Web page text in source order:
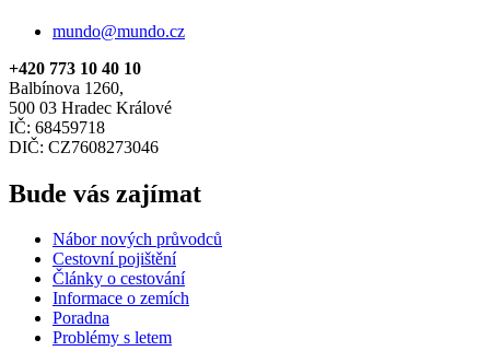
mundo@mundo.cz
+420 773 10 40 10
Balbínova 1260,
500 03 Hradec Králové
IČ: 68459718
DIČ: CZ7608273046
Bude vás zajímat
Nábor nových průvodců
Cestovní pojištění
Články o cestování
Informace o zemích
Poradna
Problémy s letem